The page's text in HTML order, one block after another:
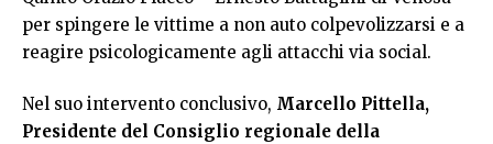
per spingere le vittime a non auto colpevolizzarsi e a
reagire psicologicamente agli attacchi via social.
Nel suo intervento conclusivo, Marcello Pittella,
Presidente del Consiglio regionale della